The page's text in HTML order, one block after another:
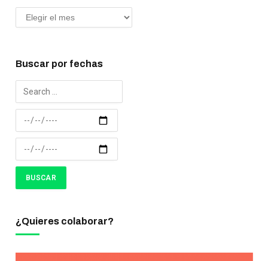
Buscar por fechas
¿Quieres colaborar?